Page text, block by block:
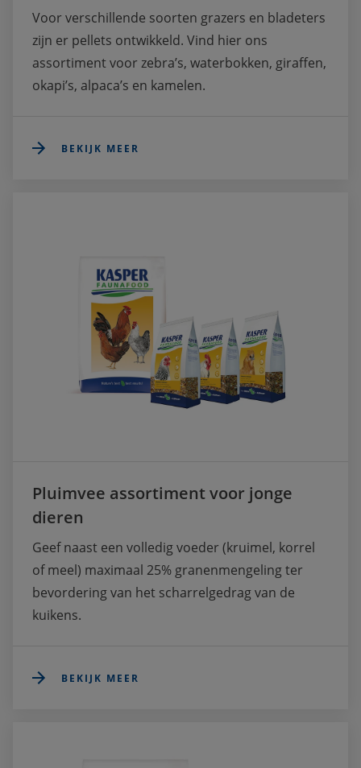
Voor verschillende soorten grazers en bladeters
zijn er pellets ontwikkeld. Vind hier ons
assortiment voor zebra’s, waterbokken, giraffen,
okapi’s, alpaca’s en kamelen.
BEKIJK MEER
Pluimvee assortiment voor jonge
dieren
Geef naast een volledig voeder (kruimel, korrel
of meel) maximaal 25% granenmengeling ter
bevordering van het scharrelgedrag van de
kuikens.
BEKIJK MEER